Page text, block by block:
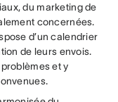
du marketing de
concernées.
d’un calendrier
de leurs envois.
et y